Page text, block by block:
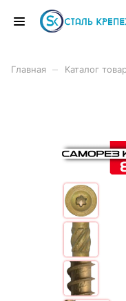
Главная Каталог